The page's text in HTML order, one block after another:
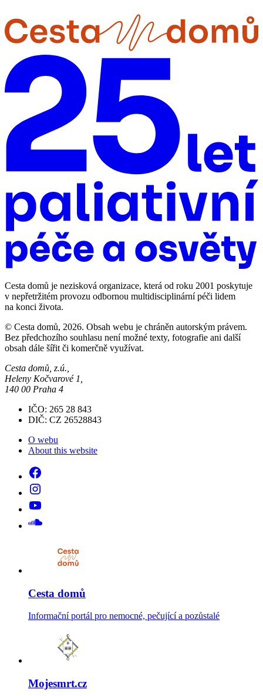
Cesta domů je nezisková organizace, která od roku 2001 poskytuje
v nepřetržitém provozu odbornou multidisciplinární péči lidem
na konci života.
© Cesta domů, 2026. Obsah webu je chráněn autorským právem.
Bez předchozího souhlasu není možné texty, fotografie ani další
obsah dále šířit či komerčně využívat.
Cesta domů, z.ú.,
Heleny Kočvarové 1,
140 00 Praha 4
IČO: 265 28 843
DIČ: CZ 26528843
O webu
About this website
Cesta domů
Informační portál pro nemocné, pečující a pozůstalé
Mojesmrt.cz